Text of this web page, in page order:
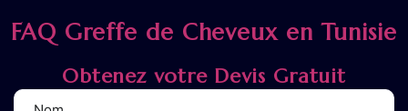
FAQ Greffe de Cheveux en Tunisie
Obtenez votre Devis Gratuit